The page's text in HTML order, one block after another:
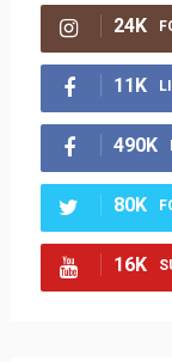
24K
11K
490K
80K
16K